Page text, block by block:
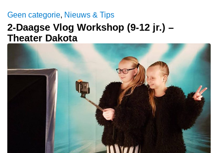
Geen categorie, Nieuws & Tips
2-Daagse Vlog Workshop (9-12 jr.) –
Theater Dakota